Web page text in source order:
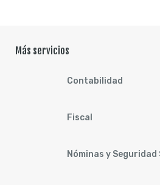
Más servicios
Contabilidad
Fiscal
Nóminas y Seguridad